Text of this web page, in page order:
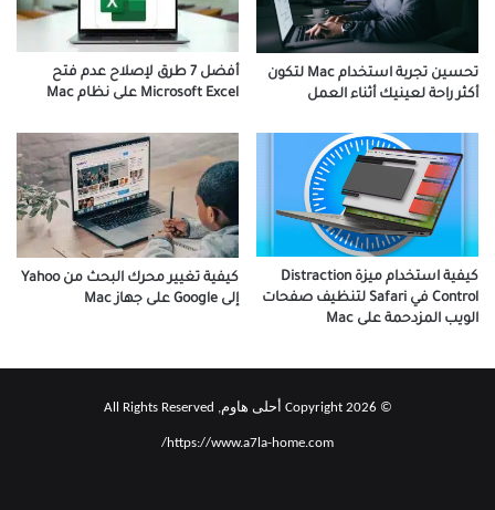
تحسين تجربة استخدام Mac لتكون
أكثر راحة لعينيك أثناء العمل
أفضل 7 طرق لإصلاح عدم فتح
Microsoft Excel على نظام Mac
كيفية استخدام ميزة Distraction
Control في Safari لتنظيف صفحات
الويب المزدحمة على Mac
كيفية تغيير محرك البحث من Yahoo
إلى Google على جهاز Mac
© Copyright 2026 أحلى هاوم, All Rights Reserved
https://www.a7la-home.com/